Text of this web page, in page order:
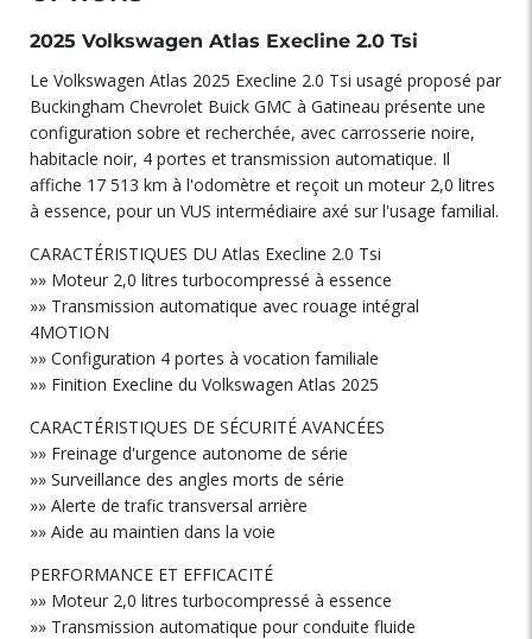
2025 Volkswagen Atlas Execline 2.0 Tsi
Le Volkswagen Atlas 2025 Execline 2.0 Tsi usagé proposé par
Buckingham Chevrolet Buick GMC à Gatineau présente une
configuration sobre et recherchée, avec carrosserie noire,
habitacle noir, 4 portes et transmission automatique. Il
affiche 17 513 km à l'odomètre et reçoit un moteur 2,0 litres
à essence, pour un VUS intermédiaire axé sur l'usage familial.
CARACTÉRISTIQUES DU Atlas Execline 2.0 Tsi
»» Moteur 2,0 litres turbocompressé à essence
»» Transmission automatique avec rouage intégral
4MOTION
»» Configuration 4 portes à vocation familiale
»» Finition Execline du Volkswagen Atlas 2025
CARACTÉRISTIQUES DE SÉCURITÉ AVANCÉES
»» Freinage d'urgence autonome de série
»» Surveillance des angles morts de série
»» Alerte de trafic transversal arrière
»» Aide au maintien dans la voie
PERFORMANCE ET EFFICACITÉ
»» Moteur 2,0 litres turbocompressé à essence
»» Transmission automatique pour conduite fluide